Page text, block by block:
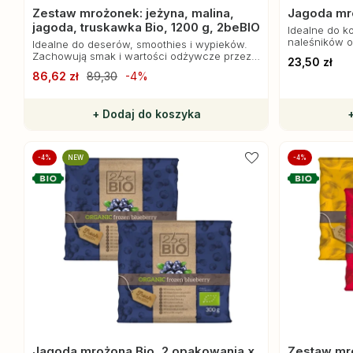
Zestaw mrożonek: jeżyna, malina,
jagoda, truskawka Bio, 1200 g, 2beBIO
Idealne do deserów, smoothies i wypieków.
Zachowują smak i wartości odżywcze przez
86,62 zł 89,30 -4%
+ Dodaj do koszyka
Jagoda
Idealne do
naleśników
23,50 zł
-4% NEW -4%